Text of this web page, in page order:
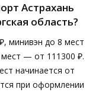
Астрахань
область?
минивэн до 8 мест
— от 111300 ₽.
начинается от
при оформлении